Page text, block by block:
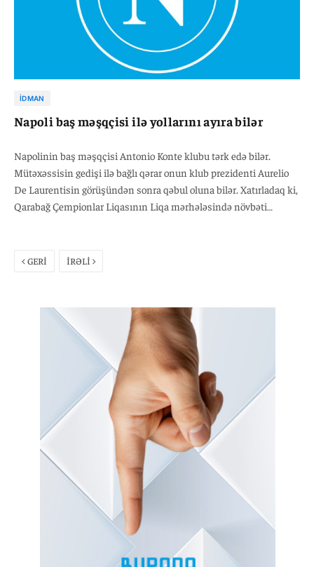
İDMAN
Napoli baş məşqçisi ilə yollarını ayıra bilər
Napolinin baş məşqçisi Antonio Konte klubu tərk edə bilər.
Mütəxəssisin gedişi ilə bağlı qərar onun klub prezidenti Aurelio
De Laurentisin görüşündən sonra qəbul oluna bilər. Xatırladaq ki,
Qarabağ Çempionlar Liqasının Liqa mərhələsində növbəti
GERİ İRƏLİ